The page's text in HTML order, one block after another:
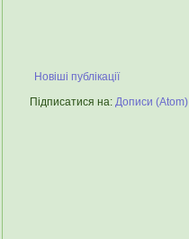
Новіші публікації
Підписатися на: Дописи (Atom)